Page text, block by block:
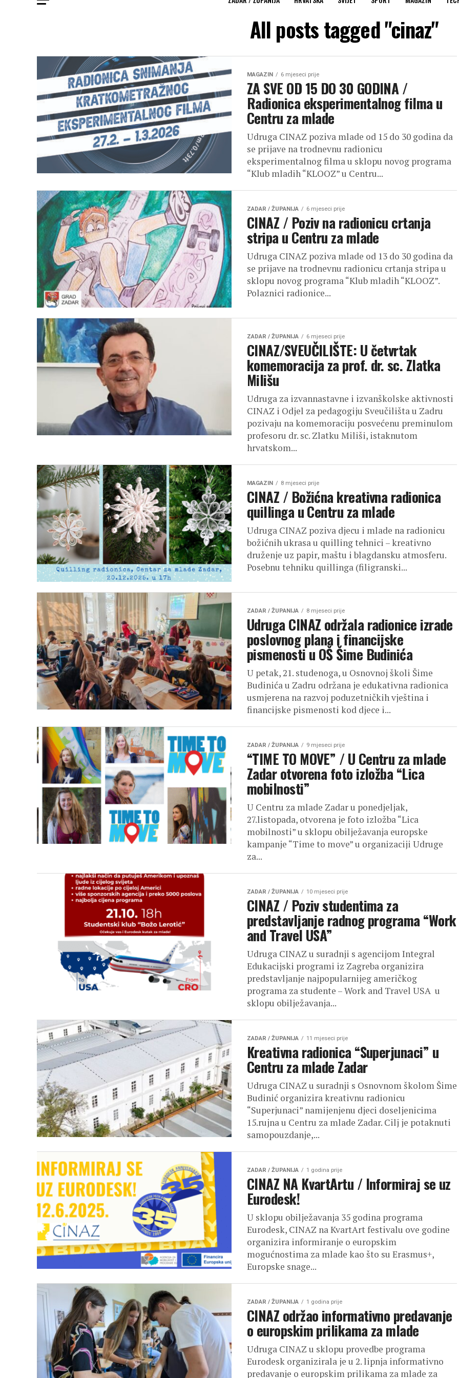
All posts tagged "cinaz"
MAGAZIN 6 mjeseci prije
ZA SVE OD 15 DO 30 GODINA /
Radionica eksperimentalnog filma u
Centru za mlade
Udruga CINAZ poziva mlade od 15 do 30 godina da
se prijave na trodnevnu radionicu
eksperimentalnog filma u sklopu novog programa
“Klub mladih “KLOOZ” u Centru...
ZADAR / ŽUPANIJA 6 mjeseci prije
CINAZ / Poziv na radionicu crtanja
stripa u Centru za mlade
Udruga CINAZ poziva mlade od 13 do 30 godina da
se prijave na trodnevnu radionicu crtanja stripa u
sklopu novog programa “Klub mladih “KLOOZ”.
Polaznici radionice...
ZADAR / ŽUPANIJA 6 mjeseci prije
CINAZ/SVEUČILIŠTE: U četvrtak
komemoracija za prof. dr. sc. Zlatka
Milišu
Udruga za izvannastavne i izvanškolske aktivnosti
CINAZ i Odjel za pedagogiju Sveučilišta u Zadru
pozivaju na komemoraciju posvećenu preminulom
profesoru dr. sc. Zlatku Miliši, istaknutom
hrvatskom...
MAGAZIN 8 mjeseci prije
CINAZ / Božićna kreativna radionica
quillinga u Centru za mlade
Udruga CINAZ poziva djecu i mlade na radionicu
božićnih ukrasa u quilling tehnici – kreativno
druženje uz papir, maštu i blagdansku atmosferu.
Posebnu tehniku quillinga (filigranski...
ZADAR / ŽUPANIJA 8 mjeseci prije
Udruga CINAZ održala radionice izrade
poslovnog plana i financijske
pismenosti u OŠ Šime Budinića
U petak, 21. studenoga, u Osnovnoj školi Šime
Budinića u Zadru održana je edukativna radionica
usmjerena na razvoj poduzetničkih vještina i
financijske pismenosti kod djece i...
ZADAR / ŽUPANIJA 9 mjeseci prije
“TIME TO MOVE” / U Centru za mlade
Zadar otvorena foto izložba “Lica
mobilnosti”
U Centru za mlade Zadar u ponedjeljak,
27.listopada, otvorena je foto izložba “Lica
mobilnosti” u sklopu obilježavanja europske
kampanje “Time to move” u organizaciji Udruge
za...
ZADAR / ŽUPANIJA 10 mjeseci prije
CINAZ / Poziv studentima za
predstavljanje radnog programa “Work
and Travel USA”
Udruga CINAZ u suradnji s agencijom Integral
Edukacijski programi iz Zagreba organizira
predstavljanje najpopularnijeg američkog
programa za studente – Work and Travel USA u
sklopu obilježavanja...
ZADAR / ŽUPANIJA 11 mjeseci prije
Kreativna radionica “Superjunaci” u
Centru za mlade Zadar
Udruga CINAZ u suradnji s Osnovnom školom Šime
Budinić organizira kreativnu radionicu
“Superjunaci” namijenjenu djeci doseljenicima
15.rujna u Centru za mlade Zadar. Cilj je potaknuti
samopouzdanje,...
ZADAR / ŽUPANIJA 1 godina prije
CINAZ NA KvartArtu / Informiraj se uz
Eurodesk!
U sklopu obilježavanja 35 godina programa
Eurodesk, CINAZ na KvartArt festivalu ove godine
organizira informiranje o europskim
mogućnostima za mlade kao što su Erasmus+,
Europske snage...
ZADAR / ŽUPANIJA 1 godina prije
CINAZ održao informativno predavanje
o europskim prilikama za mlade
Udruga CINAZ u sklopu provedbe programa
Eurodesk organizirala je u 2. lipnja informativno
predavanje o europskim prilikama za mlade za